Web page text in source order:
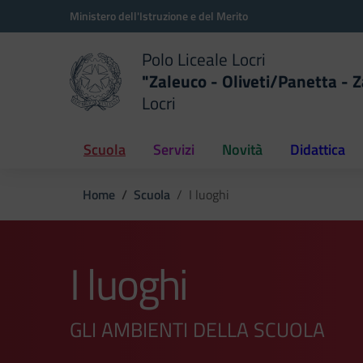
Vai ai contenuti
Vai al menu di navigazioneMinistero dell'Istruzione e del Merito
scuola
Polo Liceale Locri
"Zaleuco - Oliveti/Panetta -
Locri
Scuola Servizi Novità Didattica
Home Scuola I luoghi
I luoghi
GLI AMBIENTI DELLA SCUOLA